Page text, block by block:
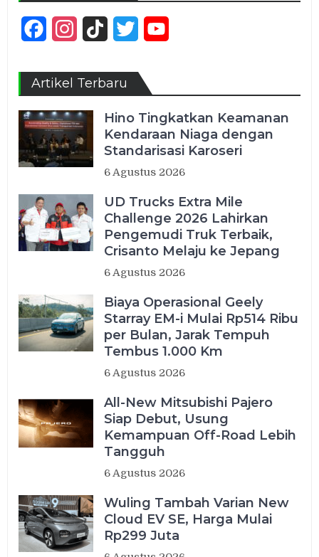
FacebookInstagram
TikTok Twitter
Artikel Terbaru
Hino Tingkatkan Keamanan
Kendaraan Niaga dengan
Standarisasi Karoseri
6 Agustus 2026
UD Trucks Extra Mile
Challenge 2026 Lahirkan
Pengemudi Truk Terbaik,
Crisanto Melaju ke Jepang
6 Agustus 2026
Biaya Operasional Geely
Starray EM-i Mulai Rp514 Ribu
per Bulan, Jarak Tempuh
Tembus 1.000 Km
6 Agustus 2026
All-New Mitsubishi Pajero
Siap Debut, Usung
Kemampuan Off-Road Lebih
Tangguh
6 Agustus 2026
Wuling Tambah Varian New
Cloud EV SE, Harga Mulai
Rp299 Juta